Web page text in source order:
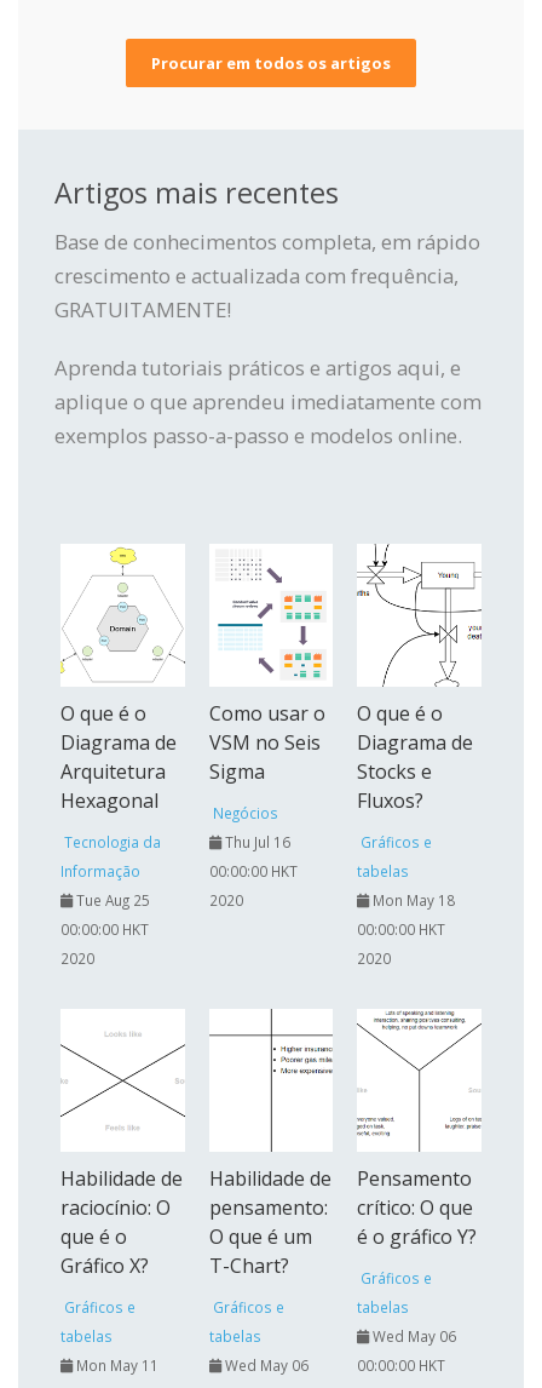
Procurar em todos os artigos
Artigos mais recentes
Base de conhecimentos completa, em rápido
crescimento e actualizada com frequência,
GRATUITAMENTE!
Aprenda tutoriais práticos e artigos aqui, e
aplique o que aprendeu imediatamente com
exemplos passo-a-passo e modelos online.
O que é o
Diagrama de
Arquitetura
Hexagonal
Tecnologia da
Informação
Tue Aug 25
00:00:00 HKT
2020
Como usar o
VSM no Seis
Sigma
Negócios
Thu Jul 16
00:00:00 HKT
2020
O que é o
Diagrama de
Stocks e
Fluxos?
Gráficos e
tabelas
Mon May 18
00:00:00 HKT
2020
Habilidade de
raciocínio: O
que é o
Gráfico X?
Gráficos e
tabelas
Mon May 11
Habilidade de
pensamento:
O que é um
T-Chart?
Gráficos e
tabelas
Wed May 06
Pensamento
crítico: O que
é o gráfico Y?
Gráficos e
tabelas
Wed May 06
00:00:00 HKT